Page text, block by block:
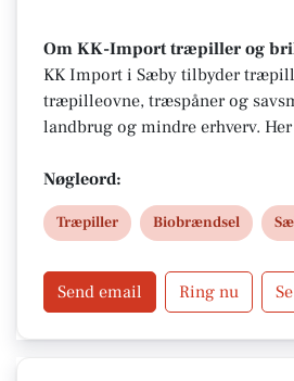
Om KK-Import træpiller og
KK Import i Sæby tilbyder
træpilleovne, træspåner og
landbrug og mindre erhverv.
om 6 mm og 8 mm træpiller,
samt levering inden for 50 km
Nøgleord:
Træpiller Biobrændsel
Send email Ring nu